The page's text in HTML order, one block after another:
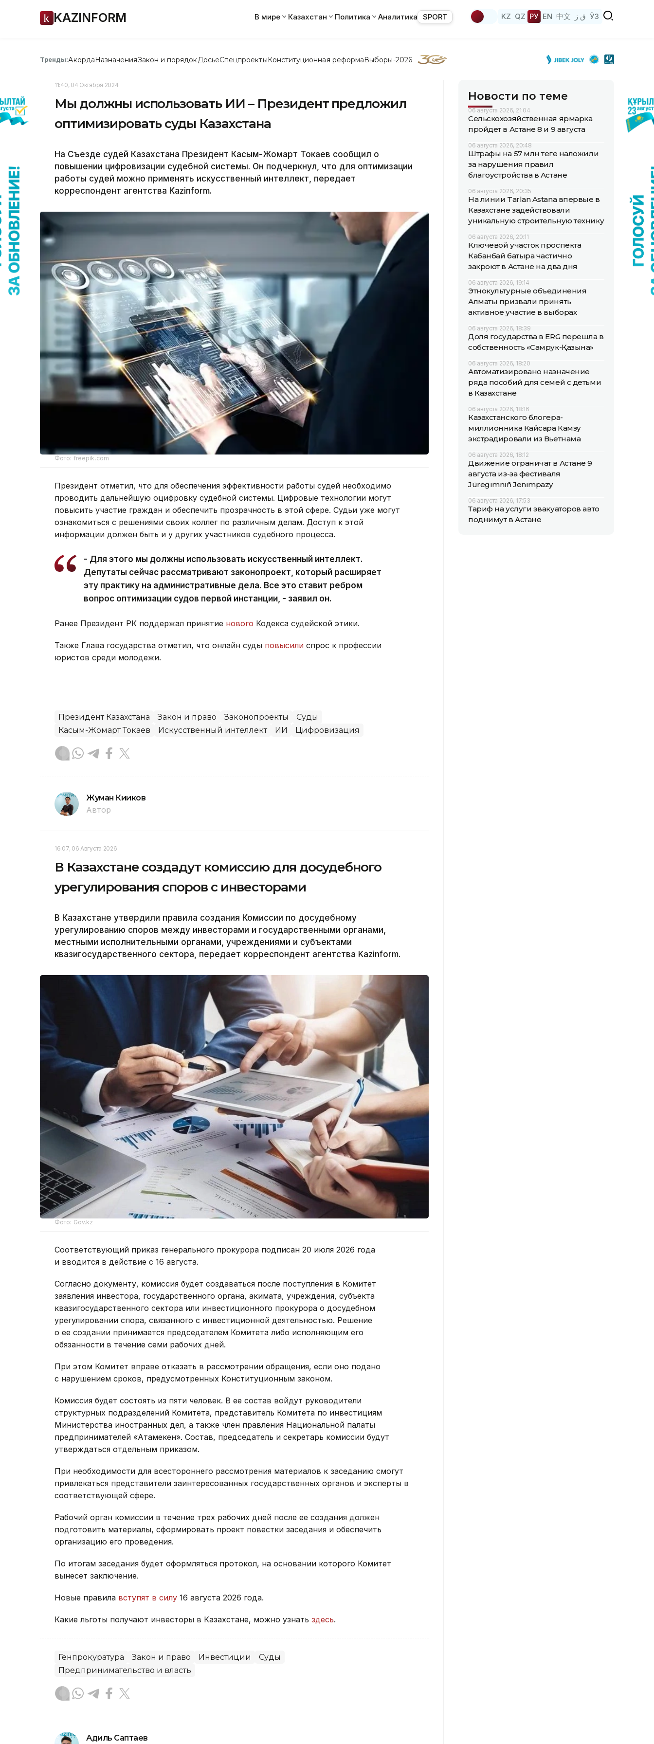
KAZINFORM В мире Казахстан Политика Аналитика SPORT KZ QZ РУ EN 中文 ق ز ЎЗ
Тренды:АкордаНазначенияЗакон и порядок ДосьеСпецпроектыКонституционная реформаВыборы-2026
11:40, 04 Октября 2024
Мы должны использовать ИИ – Президент предложил
оптимизировать суды Казахстана
На Съезде судей Казахстана Президент Касым-Жомарт Токаев сообщил о
повышении цифровизации судебной системы. Он подчеркнул, что для оптимизации
работы судей можно применять искусственный интеллект, передает
корреспондент агентства Kazinform.
Фото: freepik.com
Президент отметил, что для обеспечения эффективности работы судей необходимо
проводить дальнейшую оцифровку судебной системы. Цифровые технологии могут
повысить участие граждан и обеспечить прозрачность в этой сфере. Судьи уже могут
ознакомиться с решениями своих коллег по различным делам. Доступ к этой
информации должен быть и у других участников судебного процесса.
- Для этого мы должны использовать искусственный интеллект.
Депутаты сейчас рассматривают законопроект, который расширяет
эту практику на административные дела. Все это ставит ребром
вопрос оптимизации судов первой инстанции, - заявил он.
Ранее Президент РК поддержал принятие нового Кодекса судейской этики.
Также Глава государства отметил, что онлайн суды повысили спрос к профессии
юристов среди молодежи.
Президент Казахстана Закон и право Законопроекты
Суды
Касым-Жомарт Токаев
Искусственный интеллект ИИ Цифровизация
Жуман Кииков
Автор
16:07, 06 Августа 2026
В Казахстане создадут комиссию для досудебного
урегулирования споров с инвесторами
В Казахстане утвердили правила создания Комиссии по досудебному
урегулированию споров между инвесторами и государственными органами,
местными исполнительными органами, учреждениями и субъектами
квазигосударственного сектора, передает корреспондент агентства Kazinform.
Фото: Gov.kz
Соответствующий приказ генерального прокурора подписан 20 июля 2026 года
и вводится в действие с 16 августа.
Согласно документу, комиссия будет создаваться после поступления в Комитет
заявления инвестора, государственного органа, акимата, учреждения, субъекта
квазигосударственного сектора или инвестиционного прокурора о досудебном
урегулировании спора, связанного с инвестиционной деятельностью. Решение
о ее создании принимается председателем Комитета либо исполняющим его
обязанности в течение семи рабочих дней.
При этом Комитет вправе отказать в рассмотрении обращения, если оно подано
с нарушением сроков, предусмотренных Конституционным законом.
Комиссия будет состоять из пяти человек. В ее состав войдут руководители
структурных подразделений Комитета, представитель Комитета по инвестициям
Министерства иностранных дел, а также член правления Национальной палаты
предпринимателей «Атамекен». Состав, председатель и секретарь комиссии будут
утверждаться отдельным приказом.
При необходимости для всестороннего рассмотрения материалов к заседанию смогут
привлекаться представители заинтересованных государственных органов и эксперты в
соответствующей сфере.
Рабочий орган комиссии в течение трех рабочих дней после ее создания должен
подготовить материалы, сформировать проект повестки заседания и обеспечить
организацию его проведения.
По итогам заседания будет оформляться протокол, на основании которого Комитет
вынесет заключение.
Новые правила вступят в силу 16 августа 2026 года.
Какие льготы получают инвесторы в Казахстане, можно узнать здесь.
Генпрокуратура Закон и право Инвестиции
Суды
Предпринимательство и власть
Адиль Саптаев
Новости по теме
06 августа 2026, 21:04
Сельскохозяйственная ярмарка
пройдет в Астане 8 и 9 августа
06 августа 2026, 20:48
Штрафы на 57 млн теңге наложили
за нарушения правил
благоустройства в Астане
06 августа 2026, 20:35
На линии Tarlan Astana впервые в
Казахстане задействовали
уникальную строительную технику
06 августа 2026, 20:11
Ключевой участок проспекта
Кабанбай батыра частично
закроют в Астане на два дня
06 августа 2026, 19:14
Этнокультурные объединения
Алматы призвали принять
активное участие в выборах
06 августа 2026, 18:39
Доля государства в ERG перешла в
собственность «Самрук-Қазына»
06 августа 2026, 18:20
Автоматизировано назначение
ряда пособий для семей с детьми
в Казахстане
06 августа 2026, 18:16
Казахстанского блогера-
миллионника Кайсара Камзу
экстрадировали из Вьетнама
06 августа 2026, 18:12
Движение ограничат в Астане 9
августа из-за фестиваля
Jüregımnıñ Jenımpazy
06 августа 2026, 17:53
Тариф на услуги эвакуаторов авто
поднимут в Астане